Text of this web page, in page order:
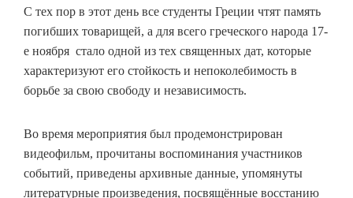
С тех пор в этот день все студенты Греции чтят память
погибших товарищей, а для всего греческого народа 17-
е ноября стало одной из тех священных дат, которые
характеризуют его стойкость и непоколебимость в
борьбе за свою свободу и независимость.
Во время мероприятия был продемонстрирован
видеофильм, прочитаны воспоминания участников
событий, приведены архивные данные, упомянуты
литературные произведения, посвящённые восстанию